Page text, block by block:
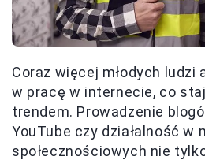
Coraz więcej młodych ludzi
w pracę w internecie, co
trendem. Prowadzenie
YouTube czy działalność w
społecznościowych nie